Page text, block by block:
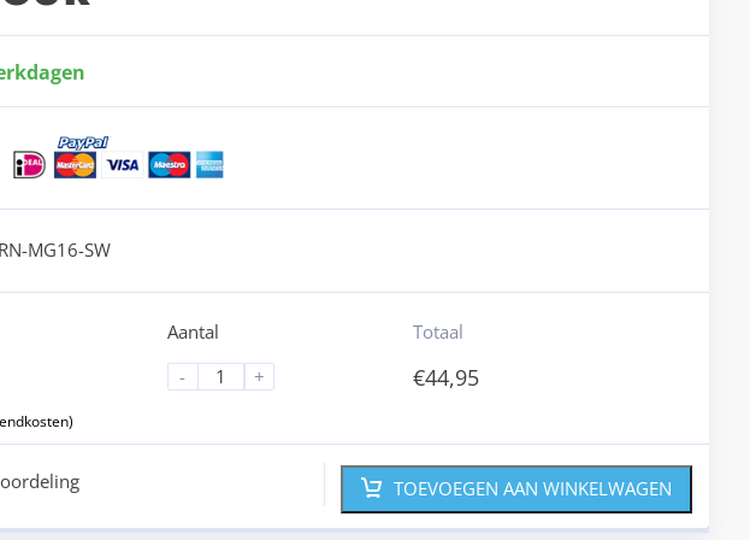
MG16-SW
Aantal
-
+
Totaal
€44,95
TOEVOEGEN AAN WINKELWAGEN